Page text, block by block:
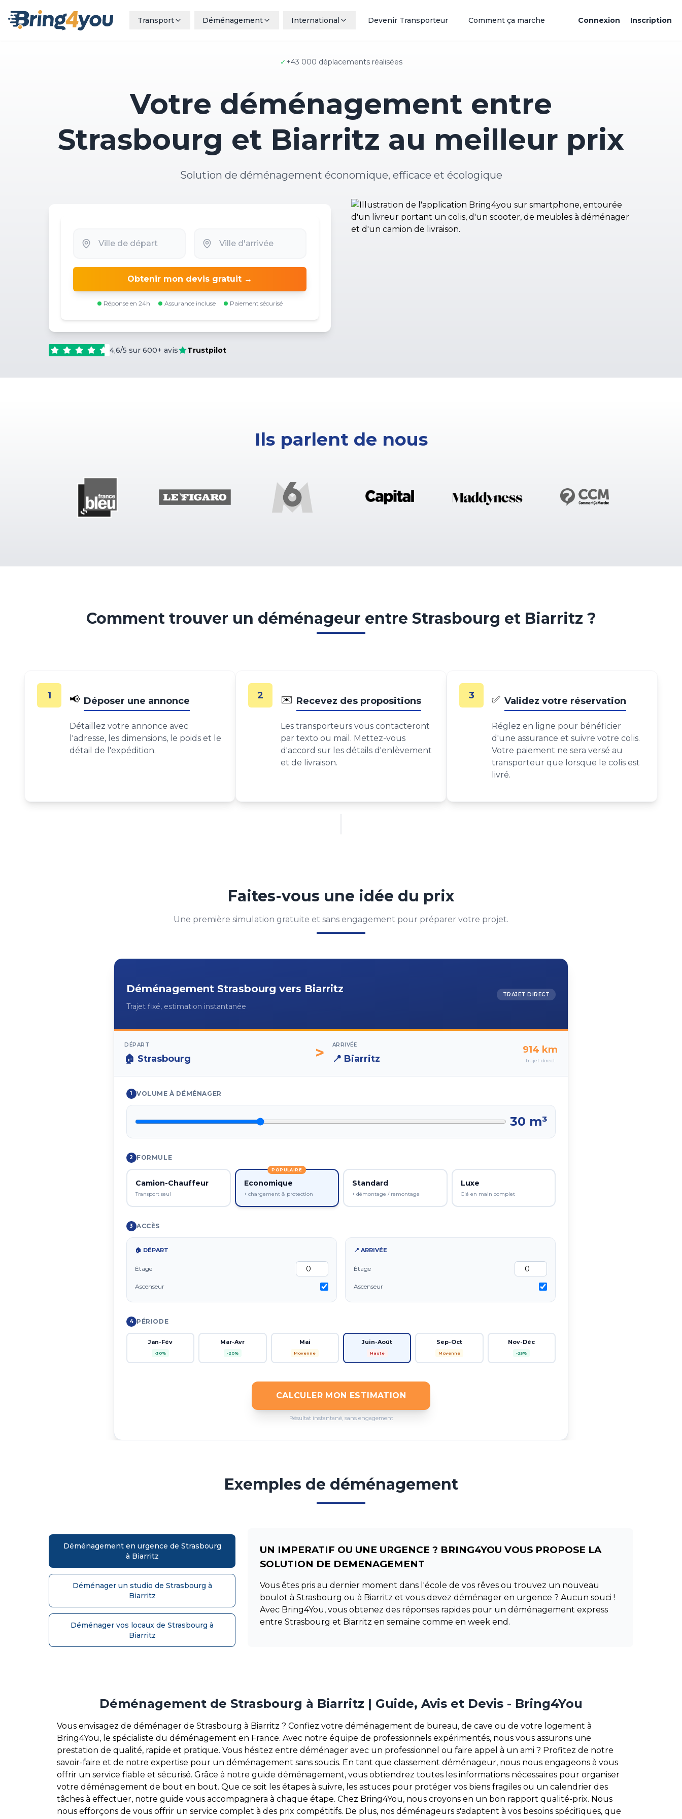
Transport Déménagement International Devenir Transporteur Comment ça marche Connexion Inscription
✓+43 000 déplacements réalisées
Votre déménagement entre
Strasbourg et Biarritz au meilleur prix
Solution de déménagement économique, efficace et écologique
Obtenir mon devis gratuit →
Réponse en 24h Assurance incluse Paiement sécurisé
4,6/5 sur 600+ avis Trustpilot
Ils parlent de nous
Comment trouver un déménageur entre Strasbourg et Biarritz ?
1 📢 Déposer une annonce
Détaillez votre annonce avec
l'adresse, les dimensions, le poids et le
détail de l'expédition.
2 ✉️ Recevez des propositions
Les transporteurs vous contacteront
par texto ou mail. Mettez-vous
d'accord sur les détails d'enlèvement
et de livraison.
3 ✅ Validez votre réservation
Réglez en ligne pour bénéficier
d'une assurance et suivre votre colis.
Votre paiement ne sera versé au
transporteur que lorsque le colis est
livré.
Faites-vous une idée du prix
Une première simulation gratuite et sans engagement pour préparer votre projet.
Déménagement Strasbourg vers Biarritz
Trajet fixé, estimation instantanée
TRAJET DIRECT
DÉPART
🏠 Strasbourg > ARRIVÉE
📍 Biarritz
914 km
trajet direct
1 VOLUME À DÉMÉNAGER
30 m³
2 FORMULE
Camion-Chauffeur
Transport seul
POPULAIRE
Economique
+ chargement & protection
Standard
+ démontage / remontage
Luxe
Clé en main complet
3 ACCÈS
🏠 DÉPART
Étage
Ascenseur
📍 ARRIVÉE
Étage
Ascenseur
4 PÉRIODE
Jan-Fév
-30%
Mar-Avr
-20%
Mai
Moyenne
Juin-Août
Haute
Sep-Oct
Moyenne
Nov-Déc
-25%
CALCULER MON ESTIMATION
Résultat instantané, sans engagement
Exemples de déménagement
Déménagement en urgence de Strasbourg
à Biarritz
Déménager un studio de Strasbourg à
Biarritz
Déménager vos locaux de Strasbourg à
Biarritz
UN IMPERATIF OU UNE URGENCE ? BRING4YOU VOUS PROPOSE LA
SOLUTION DE DEMENAGEMENT
Vous êtes pris au dernier moment dans l'école de vos rêves ou trouvez un nouveau
boulot à Strasbourg ou à Biarritz et vous devez déménager en urgence ? Aucun souci !
Avec Bring4You, vous obtenez des réponses rapides pour un déménagement express
entre Strasbourg et Biarritz en semaine comme en week end.
Déménagement de Strasbourg à Biarritz | Guide, Avis et Devis - Bring4You
Vous envisagez de déménager de Strasbourg à Biarritz ? Confiez votre déménagement de bureau, de cave ou de votre logement à
Bring4You, le spécialiste du déménagement en France. Avec notre équipe de professionnels expérimentés, nous vous assurons une
prestation de qualité, rapide et pratique. Vous hésitez entre déménager avec un professionnel ou faire appel à un ami ? Profitez de notre
savoir-faire et de notre expertise pour un déménagement sans soucis. En tant que classement déménageur, nous nous engageons à vous
offrir un service fiable et sécurisé. Grâce à notre guide déménagement, vous obtiendrez toutes les informations nécessaires pour organiser
votre déménagement de bout en bout. Que ce soit les étapes à suivre, les astuces pour protéger vos biens fragiles ou un calendrier des
tâches à effectuer, notre guide vous accompagnera à chaque étape. Chez Bring4You, nous croyons en un bon rapport qualité-prix. Nous
nous efforçons de vous offrir un service complet à des prix compétitifs. De plus, nos déménageurs s'adaptent à vos besoins spécifiques, que